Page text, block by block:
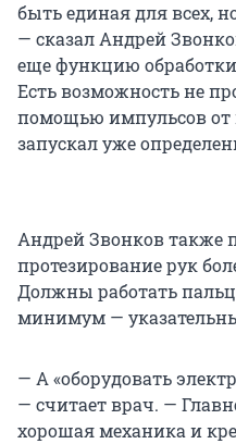
быть единая для всех,
— сказал Андрей
еще функцию
Есть возможность не
помощью импульсов
запускал уже
Андрей Звонков также
протезирование рук
Должны работать
минимум —
— А «оборудовать
— считает врач. —
хорошая механика и